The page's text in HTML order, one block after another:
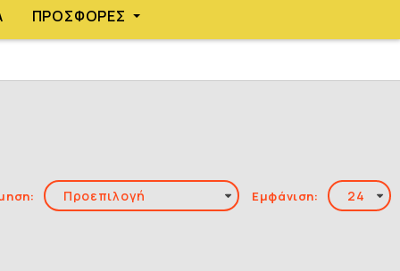
ΠΡΟΣΦΟΡΈΣ
Εμφάνιση: